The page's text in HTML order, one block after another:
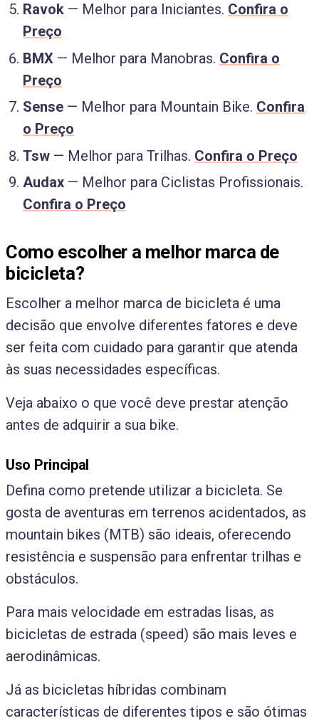
Ravok — Melhor para Iniciantes. Confira o
Preço
BMX — Melhor para Manobras. Confira o
Preço
Sense — Melhor para Mountain Bike. Confira
o Preço
Tsw — Melhor para Trilhas. Confira o Preço
Audax — Melhor para Ciclistas Profissionais.
Confira o Preço
Como escolher a melhor marca de
bicicleta?
Escolher a melhor marca de bicicleta é uma
decisão que envolve diferentes fatores e deve
ser feita com cuidado para garantir que atenda
às suas necessidades específicas.
Veja abaixo o que você deve prestar atenção
antes de adquirir a sua bike.
Uso Principal
Defina como pretende utilizar a bicicleta. Se
gosta de aventuras em terrenos acidentados, as
mountain bikes (MTB) são ideais, oferecendo
resistência e suspensão para enfrentar trilhas e
obstáculos.
Para mais velocidade em estradas lisas, as
bicicletas de estrada (speed) são mais leves e
aerodinâmicas.
Já as bicicletas híbridas combinam
características de diferentes tipos e são ótimas